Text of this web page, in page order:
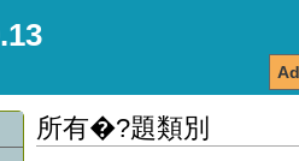
所有�?題類別